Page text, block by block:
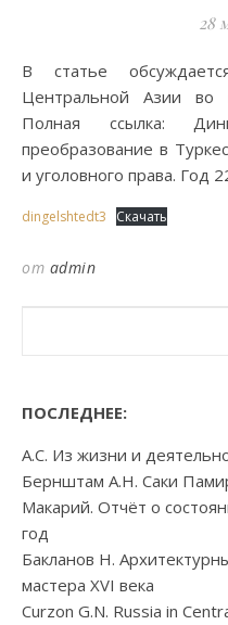
28
В статье обсуждается российская политика в
Центральной Азии во
Полная ссылка:
преобразование в
и уголовного права. Год
dingelshtedt3 Скачать
от admin
ПОСЛЕДНЕЕ:
А.С. Из жизни и
Бернштам А.Н. Саки
Макарий. Отчёт о
год
Бакланов Н.
мастера XVI века
Curzon G.N. Russia in